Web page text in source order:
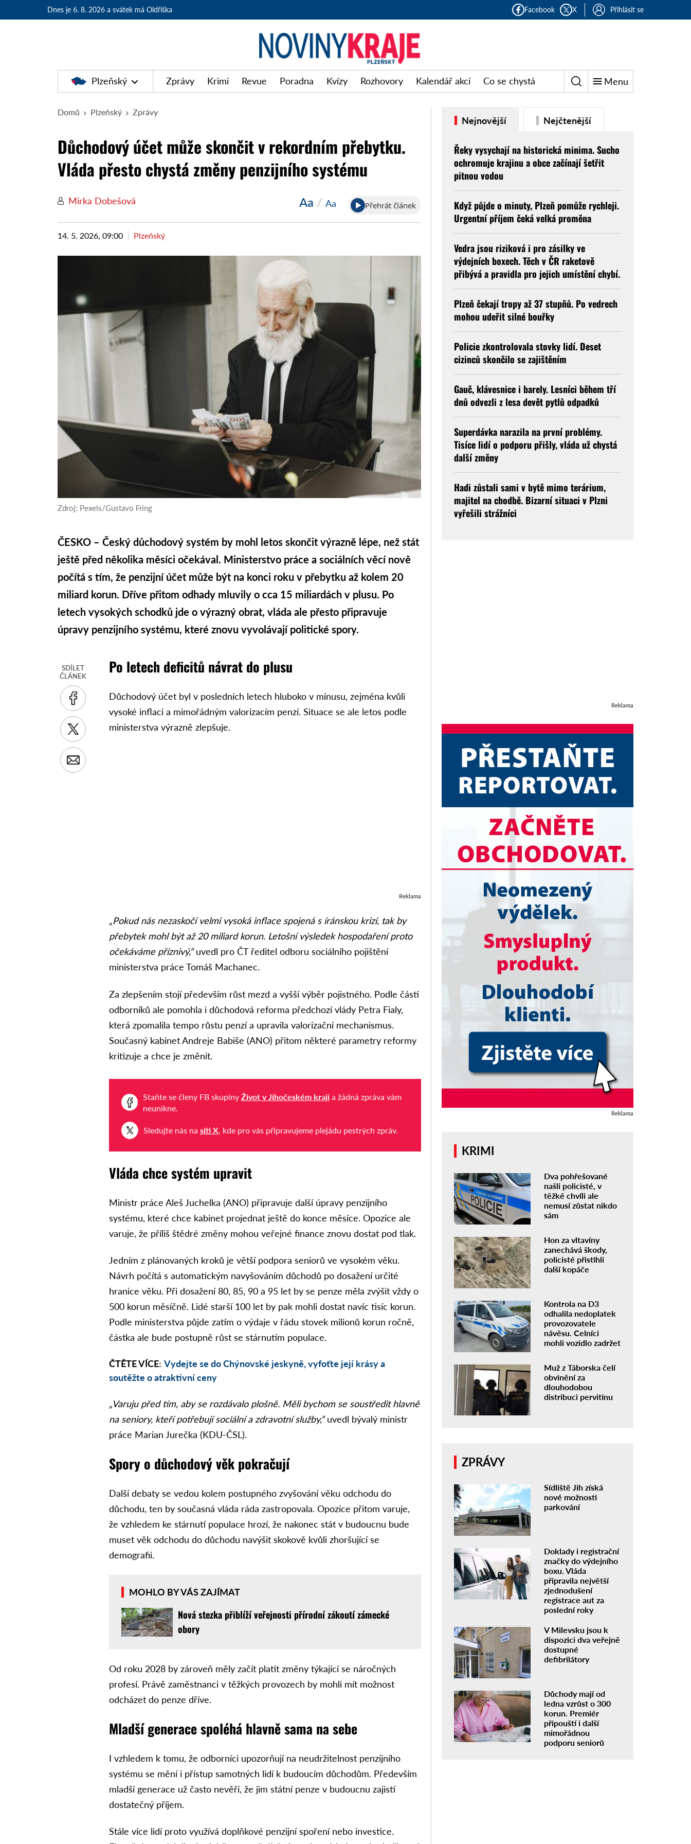
Dnes je 6. 8. 2026 a svátek má Oldřiška Facebook X Přihlásit se
Plzeňský Zprávy Krimi Revue Poradna Kvízy Rozhovory Kalendář akcí Co se chystá Menu
Domů Plzeňský Zprávy
Důchodový účet může skončit v rekordním přebytku.
Vláda přesto chystá změny penzijního systému
Mirka Dobešová Aa / Aa Přehrát článek
14. 5. 2026, 09:00 Plzeňský
Zdroj: Pexels/Gustavo Fring
ČESKO – Český důchodový systém by mohl letos skončit výrazně lépe, než stát
ještě před několika měsíci očekával. Ministerstvo práce a sociálních věcí nově
počítá s tím, že penzijní účet může být na konci roku v přebytku až kolem 20
miliard korun. Dříve přitom odhady mluvily o cca 15 miliardách v plusu. Po
letech vysokých schodků jde o výrazný obrat, vláda ale přesto připravuje
úpravy penzijního systému, které znovu vyvolávají politické spory.
SDÍLET
ČLÁNEK
Po letech deficitů návrat do plusu
Důchodový účet byl v posledních letech hluboko v mínusu, zejména kvůli
vysoké inflaci a mimořádným valorizacím penzí. Situace se ale letos podle
ministerstva výrazně zlepšuje.
Reklama
„Pokud nás nezaskočí velmi vysoká inflace spojená s íránskou krizí, tak by
přebytek mohl být až 20 miliard korun. Letošní výsledek hospodaření proto
očekáváme příznivý,“uvedl pro ČT ředitel odboru sociálního pojištění
ministerstva práce Tomáš Machanec.
Za zlepšením stojí především růst mezd a vyšší výběr pojistného. Podle části
odborníků ale pomohla i důchodová reforma předchozí vlády Petra Fialy,
která zpomalila tempo růstu penzí a upravila valorizační mechanismus.
Současný kabinet Andreje Babiše (ANO) přitom některé parametry reformy
kritizuje a chce je změnit.
Staňte se členy FB skupinyŽivot v Jihočeském kraji a žádná zpráva vám
neunikne.
Sledujte nás nasíti X , kde pro vás připravujeme plejádu pestrých zpráv.
Vláda chce systém upravit
Ministr práce Aleš Juchelka (ANO) připravuje další úpravy penzijního
systému, které chce kabinet projednat ještě do konce měsíce. Opozice ale
varuje, že příliš štědré změny mohou veřejné finance znovu dostat pod tlak.
Jedním z plánovaných kroků je větší podpora seniorů ve vysokém věku.
Návrh počítá s automatickým navyšováním důchodů po dosažení určité
hranice věku. Při dosažení 80, 85, 90 a 95 let by se penze měla zvýšit vždy o
500 korun měsíčně. Lidé starší 100 let by pak mohli dostat navíc tisíc korun.
Podle ministerstva půjde zatím o výdaje v řádu stovek milionů korun ročně,
částka ale bude postupně růst se stárnutím populace.
ČTĚTE VÍCE: Vydejte se do Chýnovské jeskyně, vyfoťte její krásy a
soutěžte o atraktivní ceny
„Varuju před tím, aby se rozdávalo plošně. Měli bychom se soustředit hlavně
na seniory, kteří potřebují sociální a zdravotní služby,“uvedl bývalý ministr
práce Marian Jurečka (KDU-ČSL).
Spory o důchodový věk pokračují
Další debaty se vedou kolem postupného zvyšování věku odchodu do
důchodu, ten by současná vláda ráda zastropovala. Opozice přitom varuje,
že vzhledem ke stárnutí populace hrozí, že nakonec stát v budoucnu bude
muset věk odchodu do důchodu navýšit skokově kvůli zhoršující se
demografii.
MOHLO BY VÁS ZAJÍMAT
Nová stezka přiblíží veřejnosti přírodní zákoutí zámecké
obory
Od roku 2028 by zároveň měly začít platit změny týkající se náročných
profesí. Právě zaměstnanci v těžkých provozech by mohli mít možnost
odcházet do penze dříve.
Mladší generace spoléhá hlavně sama na sebe
I vzhledem k tomu, že odborníci upozorňují na neudržitelnost penzijního
systému se mění i přístup samotných lidí k budoucím důchodům. Především
mladší generace už často nevěří, že jim státní penze v budoucnu zajistí
dostatečný příjem.
Stále více lidí proto využívá doplňkové penzijní spoření nebo investice.
Nejnovější Nejčtenější
Řeky vysychají na historická minima. Sucho
ochromuje krajinu a obce začínají šetřit
pitnou vodou
Když půjde o minuty, Plzeň pomůže rychleji.
Urgentní příjem čeká velká proměna
Vedra jsou riziková i pro zásilky ve
výdejních boxech. Těch v ČR raketově
přibývá a pravidla pro jejich umístění chybí.
Plzeň čekají tropy až 37 stupňů. Po vedrech
mohou udeřit silné bouřky
Policie zkontrolovala stovky lidí. Deset
cizinců skončilo se zajištěním
Gauč, klávesnice i barely. Lesníci během tří
dnů odvezli z lesa devět pytlů odpadků
Superdávka narazila na první problémy.
Tisíce lidí o podporu přišly, vláda už chystá
další změny
Hadi zůstali sami v bytě mimo terárium,
majitel na chodbě. Bizarní situaci v Plzni
vyřešili strážníci
Reklama
Reklama
KRIMI
Dva pohřešované
našli policisté, v
těžké chvíli ale
nemusí zůstat nikdo
sám
Hon za vltavíny
zanechává škody,
policisté přistihli
další kopáče
Kontrola na D3
odhalila nedoplatek
provozovatele
návěsu. Celníci
mohli vozidlo zadržet
Muž z Táborska čelí
obvinění za
dlouhodobou
distribuci pervitinu
ZPRÁVY
Sídliště Jih získá
nové možnosti
parkování
Doklady i registrační
značky do výdejního
boxu. Vláda
připravila největší
zjednodušení
registrace aut za
poslední roky
V Milevsku jsou k
dispozici dva veřejně
dostupné
defibrilátory
Důchody mají od
ledna vzrůst o 300
korun. Premiér
připouští i další
mimořádnou
podporu seniorů